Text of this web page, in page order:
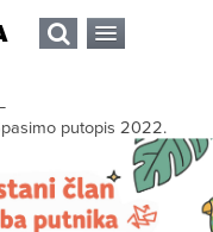
putopis 2022.